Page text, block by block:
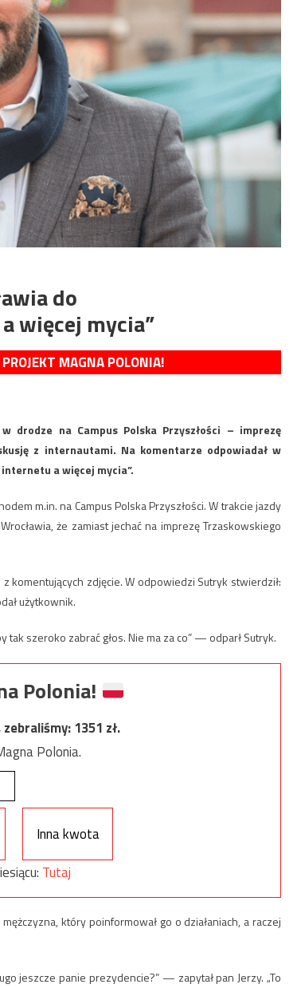
do
więcej mycia”
MAGNA POLONIA!
drodze na Campus Polska Przyszłości – imprezę
z internautami. Na komentarze odpowiadał w
a więcej mycia”.
m.in. na Campus Polska Przyszłości. W trakcie jazdy
że zamiast jechać na imprezę Trzaskowskiego
komentujących zdjęcie. W odpowiedzi Sutryk stwierdził:
użytkownik.
szeroko zabrać głos. Nie ma za co” — odparł Sutryk.
Polonia!
zebraliśmy:1351 zł.
Polonia.
Inna kwota
Tutaj
który poinformował go o działaniach, a raczej
jeszcze panie prezydencie?” — zapytał pan Jerzy. „To